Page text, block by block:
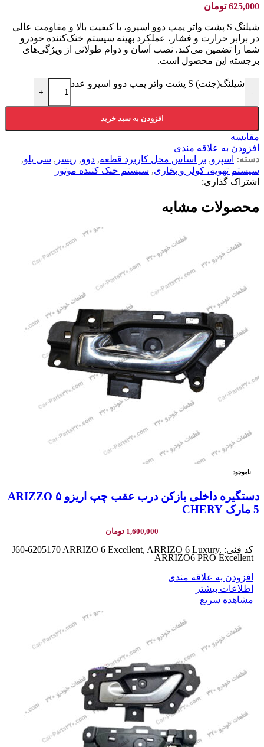
625,000 تومان
شیلنگ S پشت واتر پمپ دوو اسپرو، با کیفیت بالا و مقاومت عالی
در برابر حرارت و فشار، عملکرد بهینه سیستم خنک‌کننده خودرو
شما را تضمین می‌کند. نصب آسان و دوام طولانی از ویژگی‌های
برجسته این محصول است.
-
شیلنگ(جنت) S پشت واتر پمپ دوو اسپرو عدد
+
افزودن به سبد خرید
مقایسه
افزودن به علاقه مندی
دسته: اسپرو, بر اساس محل کاربرد قطعه, دوو, ریسر , سی یلو,
سیستم تهویه، کولر و بخاری, سیستم خنک کننده موتور
اشتراک گذاری:
محصولات مشابه
ناموجود
دستگیره داخلی بازکن درب عقب چپ اریزو ۵ ARIZZO
5 مارک CHERY
1,600,000 تومان
کد فنی: J60-6205170 ARRIZO 6 Excellent, ARRIZO 6 Luxury,
ARRIZO6 PRO Excellent
افزودن به علاقه مندی
اطلاعات بیشتر
مشاهده سریع